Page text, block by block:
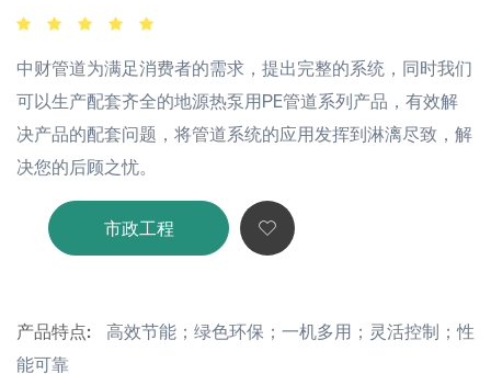
中财管道为满足消费者的需求，提出完整的系统，同时我们
可以生产配套齐全的地源热泵用PE管道系列产品，有效解
决产品的配套问题，将管道系统的应用发挥到淋漓尽致，解
决您的后顾之忧。
市政工程
产品特点:
高效节能；绿色环保；一机多用；灵活控制；性
能可靠